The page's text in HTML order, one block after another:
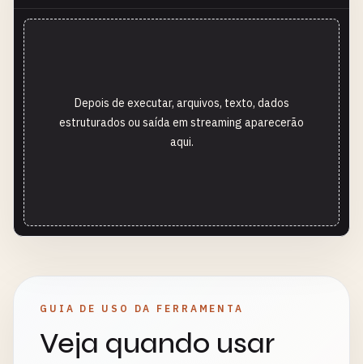
Depois de executar, arquivos, texto, dados
estruturados ou saída em streaming aparecerão
aqui.
GUIA DE USO DA FERRAMENTA
Veja quando usar